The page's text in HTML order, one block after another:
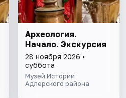
Археология.
Начало. Экскурсия
28 ноября 2026 •
суббота
Музей Истории
Адлерского района